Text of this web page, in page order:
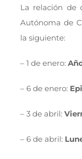
La relación de
Autónoma de
la siguiente:
– 1 de enero:
– 6 de enero:
– 3 de abril:
– 6 de abril: